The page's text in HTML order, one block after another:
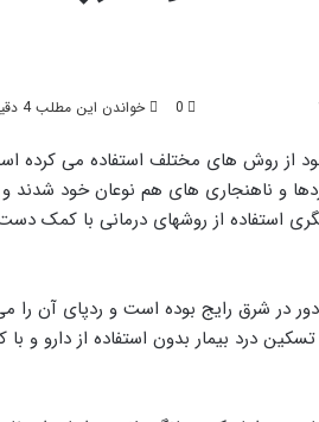
0 خواندن این مطلب 4 دقیقه زمان میبرد
از روش های مختلف استفاده می کرده
و ناهنجاری های هم نوعان خود شدند
استفاده از روشهای درمانی با کمک دست
در شرق رایج بوده است و ردپای آن را
درد بیمار بدون استفاده از دارو و
چربی؛
شکستن
مهر 8, 1404
آموزش شکستن